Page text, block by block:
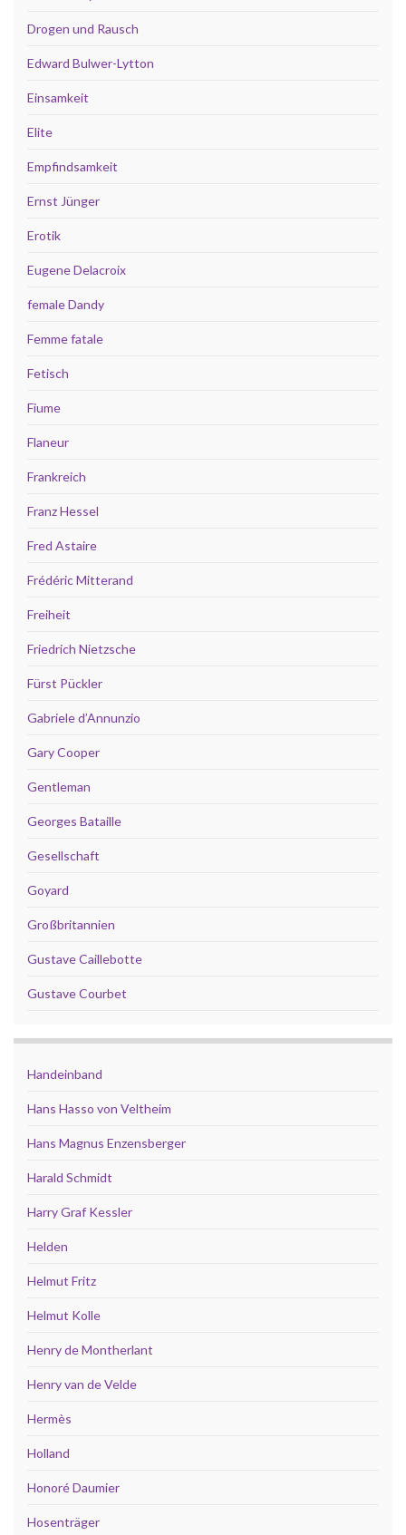
Drogen und Rausch
Edward Bulwer-Lytton
Einsamkeit
Elite
Empfindsamkeit
Ernst Jünger
Erotik
Eugene Delacroix
female Dandy
Femme fatale
Fetisch
Fiume
Flaneur
Frankreich
Franz Hessel
Fred Astaire
Frédéric Mitterand
Freiheit
Friedrich Nietzsche
Fürst Pückler
Gabriele d’Annunzio
Gary Cooper
Gentleman
Georges Bataille
Gesellschaft
Goyard
Großbritannien
Gustave Caillebotte
Gustave Courbet
Handeinband
Hans Hasso von Veltheim
Hans Magnus Enzensberger
Harald Schmidt
Harry Graf Kessler
Helden
Helmut Fritz
Helmut Kolle
Henry de Montherlant
Henry van de Velde
Hermès
Holland
Honoré Daumier
Hosenträger